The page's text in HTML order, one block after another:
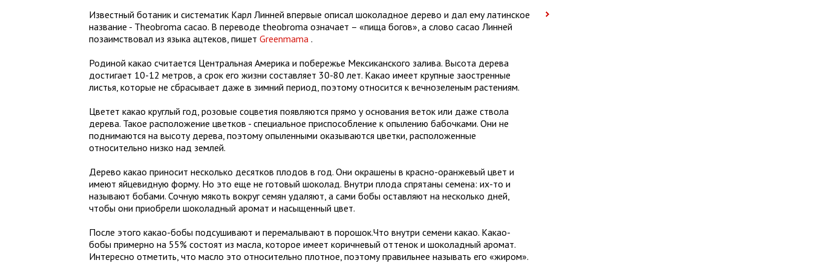
Известный ботаник и систематик Карл Линней впервые описал шоколадное дерево и дал ему латинское
название - Theobroma cacao. В переводе theobroma означает – «пища богов», а слово сасао Линней
позаимствовал из языка ацтеков, пишет Greenmama .
Родиной какао считается Центральная Америка и побережье Мексиканского залива. Высота дерева
достигает 10-12 метров, а срок его жизни составляет 30-80 лет. Какао имеет крупные заостренные
листья, которые не сбрасывает даже в зимний период, поэтому относится к вечнозеленым растениям.
Цветет какао круглый год, розовые соцветия появляются прямо у основания веток или даже ствола
дерева. Такое расположение цветков - специальное приспособление к опылению бабочками. Они не
поднимаются на высоту дерева, поэтому опыленными оказываются цветки, расположенные
относительно низко над землей.
Дерево какао приносит несколько десятков плодов в год. Они окрашены в красно-оранжевый цвет и
имеют яйцевидную форму. Но это еще не готовый шоколад. Внутри плода спрятаны семена: их-то и
называют бобами. Сочную мякоть вокруг семян удаляют, а сами бобы оставляют на несколько дней,
чтобы они приобрели шоколадный аромат и насыщенный цвет.
После этого какао-бобы подсушивают и перемалывают в порошок.Что внутри семени какао. Какао-
бобы примерно на 55% состоят из масла, которое имеет коричневый оттенок и шоколадный аромат.
Интересно отметить, что масло это относительно плотное, поэтому правильнее называть его «жиром».